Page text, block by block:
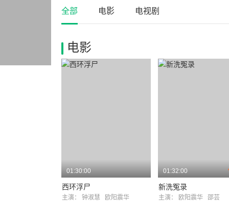
全部 电影 电视剧
电影
01:30:00
西环浮尸
主演： 钟淑慧 欧阳震华
01:32:00
新洗冤录
主演： 欧阳震华 邵芸